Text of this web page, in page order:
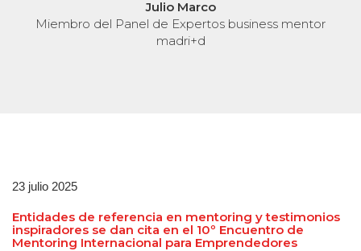
Julio Marco
Miembro del Panel de Expertos business mentor
madri+d
23 julio 2025
Entidades de referencia en mentoring y testimonios
inspiradores se dan cita en el 10º Encuentro de
Mentoring Internacional para Emprendedores